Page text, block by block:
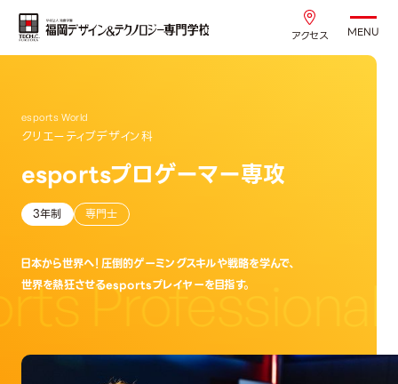
アクセス MENU
esports World
クリエーティブデザイン科
esportsプロゲーマー専攻
3年制 専門士
日本から世界へ！圧倒的ゲーミングスキルや戦略を学んで、
世界を熱狂させるesportsプレイヤーを目指す。
Professional